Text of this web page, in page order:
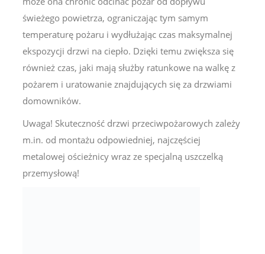
świeżego powietrza, ograniczając tym samym
temperaturę pożaru i wydłużając czas maksymalnej
ekspozycji drzwi na ciepło. Dzięki temu zwiększa się
również czas, jaki mają służby ratunkowe na walkę z
pożarem i uratowanie znajdujących się za drzwiami
domowników.
Uwaga! Skuteczność drzwi przeciwpożarowych zależy
m.in. od montażu odpowiedniej, najczęściej
metalowej ościeżnicy wraz ze specjalną uszczelką
przemysłową!